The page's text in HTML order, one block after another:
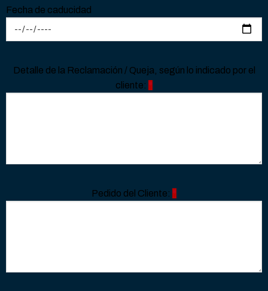
Fecha de caducidad
Detalle de la Reclamación / Queja, según lo indicado por el
cliente:
Pedido del Cliente: